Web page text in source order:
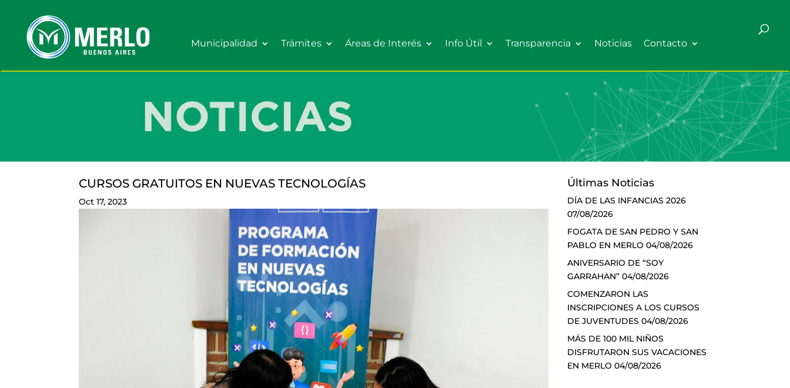
Municipalidad Trámites Áreas de Interés Info Útil Transparencia Noticias Contacto
CURSOS GRATUITOS EN NUEVAS TECNOLOGÍAS
Oct 17, 2023
Últimas Noticias
DÍA DE LAS INFANCIAS 2026
07/08/2026
FOGATA DE SAN PEDRO Y SAN
PABLO EN MERLO 04/08/2026
ANIVERSARIO DE “SOY
GARRAHAN” 04/08/2026
COMENZARON LAS
INSCRIPCIONES A LOS CURSOS
DE JUVENTUDES 04/08/2026
MÁS DE 100 MIL NIÑOS
DISFRUTARON SUS VACACIONES
EN MERLO 04/08/2026